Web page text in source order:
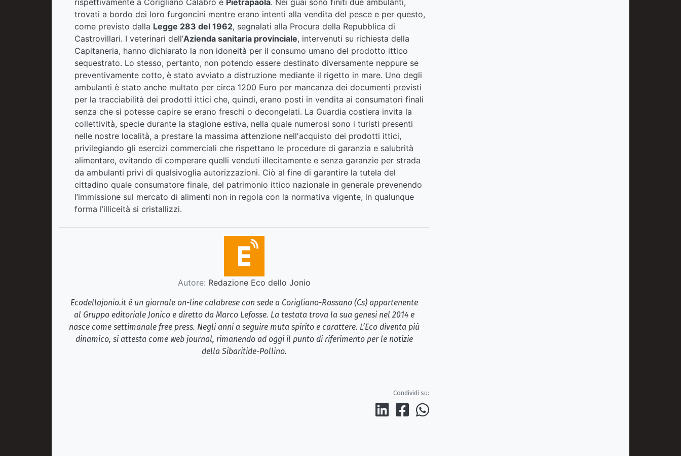
trovati a bordo dei loro furgoncini mentre erano intenti alla vendita del pesce e per questo,
come previsto dalla Legge 283 del 1962, segnalati alla Procura della Repubblica di
Castrovillari. I veterinari dell’Azienda sanitaria provinciale, intervenuti su richiesta della
Capitaneria, hanno dichiarato la non idoneità per il consumo umano del prodotto ittico
sequestrato. Lo stesso, pertanto, non potendo essere destinato diversamente neppure se
preventivamente cotto, è stato avviato a distruzione mediante il rigetto in mare. Uno degli
ambulanti è stato anche multato per circa 1200 Euro per mancanza dei documenti previsti
per la tracciabilità dei prodotti ittici che, quindi, erano posti in vendita ai consumatori finali
senza che si potesse capire se erano freschi o decongelati. La Guardia costiera invita la
collettività, specie durante la stagione estiva, nella quale numerosi sono i turisti presenti
nelle nostre località, a prestare la massima attenzione nell'acquisto dei prodotti ittici,
privilegiando gli esercizi commerciali che rispettano le procedure di garanzia e salubrità
alimentare, evitando di comperare quelli venduti illecitamente e senza garanzie per strada
da ambulanti privi di qualsivoglia autorizzazioni. Ciò al fine di garantire la tutela del
cittadino quale consumatore finale, del patrimonio ittico nazionale in generale prevenendo
l’immissione sul mercato di alimenti non in regola con la normativa vigente, in qualunque
forma l’illiceità si cristallizzi.
Autore: Redazione Eco dello Jonio
Ecodellojonio.it è un giornale on-line calabrese con sede a Corigliano-Rossano (Cs) appartenente
al Gruppo editoriale Jonico e diretto da Marco Lefosse. La testata trova la sua genesi nel 2014 e
nasce come settimanale free press. Negli anni a seguire muta spirito e carattere. L’Eco diventa più
dinamico, si attesta come web journal, rimanendo ad oggi il punto di riferimento per le notizie
della Sibaritide-Pollino.
Condividi su: